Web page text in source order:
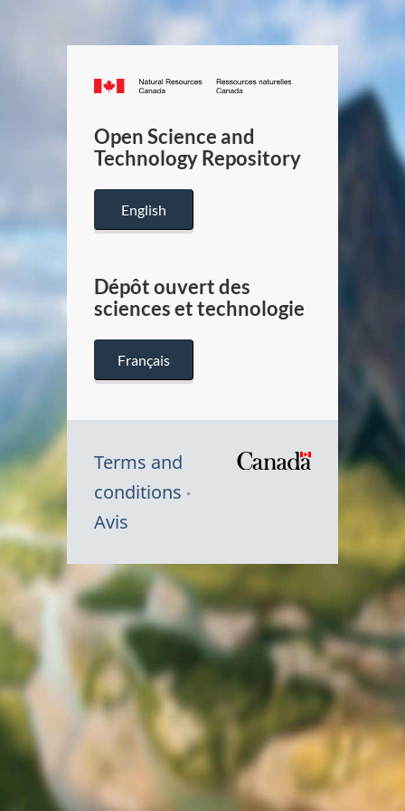
Canada.ca
/
Canada
Open Science and
Technology Repository
English
Dépôt ouvert des
sciences et technologie
Français
Terms and
conditions
Avis
Canada